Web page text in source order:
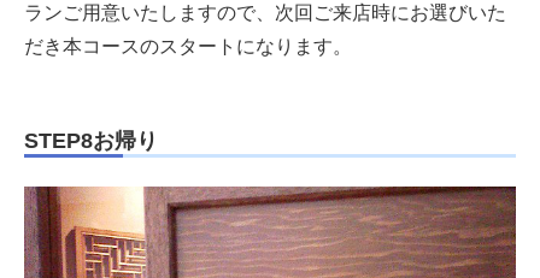
ランご用意いたしますので、次回ご来店時にお選びいた
だき本コースのスタートになります。
STEP8お帰り